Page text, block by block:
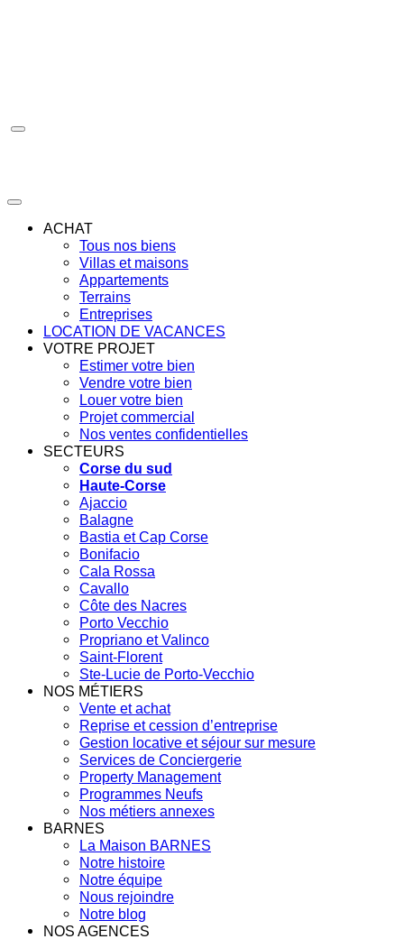
ACHAT
Tous nos biens
Villas et maisons
Appartements
Terrains
Entreprises
LOCATION DE VACANCES
VOTRE PROJET
Estimer votre bien
Vendre votre bien
Louer votre bien
Projet commercial
Nos ventes confidentielles
SECTEURS
Corse du sud
Haute-Corse
Ajaccio
Balagne
Bastia et Cap Corse
Bonifacio
Cala Rossa
Cavallo
Côte des Nacres
Porto Vecchio
Propriano et Valinco
Saint-Florent
Ste-Lucie de Porto-Vecchio
NOS MÉTIERS
Vente et achat
Reprise et cession d’entreprise
Gestion locative et séjour sur mesure
Services de Conciergerie
Property Management
Programmes Neufs
Nos métiers annexes
BARNES
La Maison BARNES
Notre histoire
Notre équipe
Nous rejoindre
Notre blog
NOS AGENCES